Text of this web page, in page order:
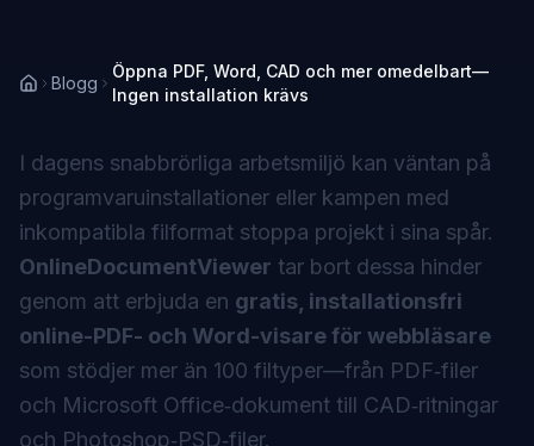
Blogg
Öppna PDF, Word, CAD och mer omedelbart—
Ingen installation krävs
I dagens snabbrörliga arbetsmiljö kan väntan på
programvaruinstallationer eller kampen med
inkompatibla filformat stoppa projekt i sina spår.
OnlineDocumentViewer tar bort dessa hinder
genom att erbjuda en gratis, installationsfri
online-PDF- och Word-visare för webbläsare
som stödjer mer än 100 filtyper—från PDF‑filer
och Microsoft Office‑dokument till CAD‑ritningar
och Photoshop‑PSD‑filer.